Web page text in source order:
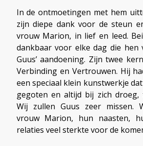
In de ontmoetingen met hem
zijn diepe dank voor de steun
vrouw Marion, in lief en leed.
dankbaar voor elke dag die hen
Guus’ aandoening. Zijn twee
Verbinding en Vertrouwen. Hij
een speciaal klein kunstwerkje
gegoten en altijd bij zich droeg,
Wij zullen Guus zeer missen.
vrouw Marion, hun naasten,
relaties veel sterkte voor de